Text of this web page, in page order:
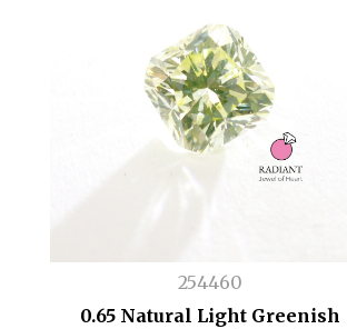
254460
0.65 Natural Light Greenish